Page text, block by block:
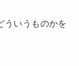
ういうものかを